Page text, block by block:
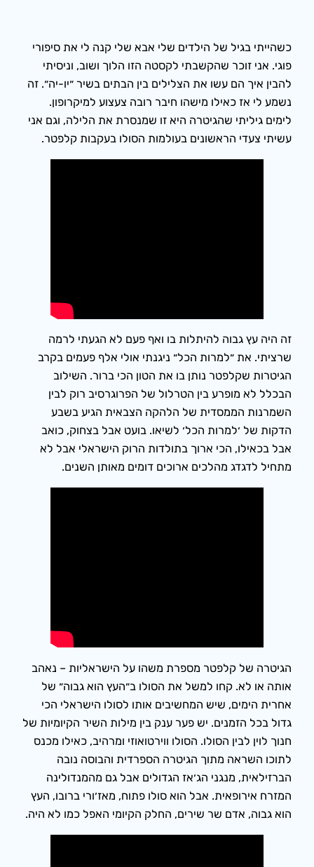
כשהייתי בגיל של הילדים שלי אבא שלי קנה לי את סיפורי
פוגי. אני זוכר שהקשבתי לקסטה הזו הלוך ושוב, וניסיתי
להבין איך הם עשו את הצלילים בין הבתים בשיר ״יו-יה״. זה
נשמע לי אז כאילו מישהו חיבר רובה צעצוע למיקרופון.
לימים גיליתי שהגיטרה היא זו שמנסרת את הלילה, וגם אני
עשיתי צעדי הראשונים בעולמות הסולו בעקבות קלפטר.
זה היה עץ גבוה להיתלות בו ואף פעם לא הגעתי לרמה
שרציתי. את ״למרות הכל״ ניגנתי אולי אלף פעמים בקרב
הגיטרות שקלפטר נותן בו את הטון הכי ברור. השילוב
הבכלל לא מופרע בין הטרלול של הפרוגרסיב רוק לבין
השמרנות הממסדית של הלהקה הצבאית הגיע בשבע
הדקות של ׳למרות הכל׳ לשיאו. בועט אבל בצחוק, כואב
אבל בכאילו, הכי ארוך בתולדות הרוק הישראלי אבל לא
מתחיל לדגדג מהלכים ארוכים דומים מאותן השנים.
הגיטרה של קלפטר מספרת משהו על הישראליות – נאהב
אותה או לא. קחו למשל את הסולו ב״העץ הוא גבוה״ של
אחרית הימים, שיש המחשיבים אותו לסולו הישראלי הכי
גדול בכל הזמנים. יש פער ענק בין מילות השיר הקיומיות של
חנוך לוין לבין הסולו. הסולו ווירטואוזי ומרהיב, כאילו מכנס
לתוכו השראה מתוך הגיטרה הספרדית והבוסה נובה
הברזילאית, מנגני הג׳אז הגדולים אבל גם מהמנדולינה
המזרח אירופאית. אבל הוא סולו פתוח, מאז׳ורי ברובו, העץ
הוא גבוה, אדם שר שירים, החלק הקיומי האפל כמו לא היה.